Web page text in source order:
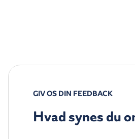
GIV OS DIN FEEDBACK
Hvad synes du